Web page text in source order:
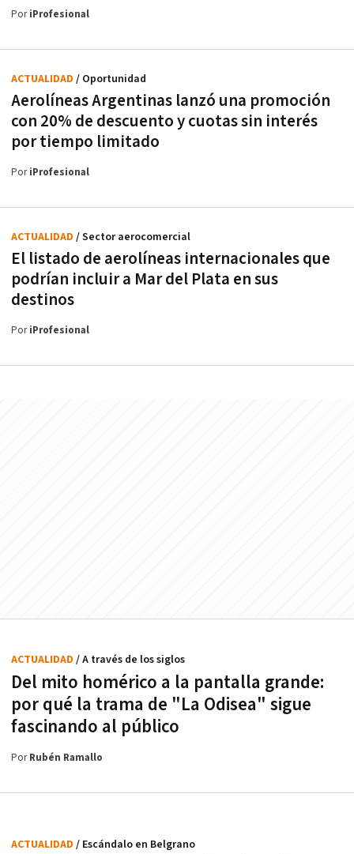
PoriProfesional
Aerolíneas Argentinas lanzó una promoción
con 20% de descuento y cuotas sin interés
por tiempo limitado
ACTUALIDAD / Oportunidad
PoriProfesional
El listado de aerolíneas internacionales que
podrían incluir a Mar del Plata en sus
destinos
ACTUALIDAD / Sector aerocomercial
PoriProfesional
Del mito homérico a la pantalla grande:
por qué la trama de "La Odisea" sigue
fascinando al público
ACTUALIDAD / A través de los siglos
PorRubén Ramallo
ACTUALIDAD / Escándalo en Belgrano